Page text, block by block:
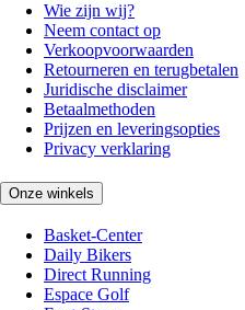
Wie zijn wij?
Neem contact op
Verkoopvoorwaarden
Retourneren en terugbetalen
Juridische disclaimer
Betaalmethoden
Prijzen en leveringsopties
Privacy verklaring
Onze winkels
Basket-Center
Daily Bikers
Direct Running
Espace Golf